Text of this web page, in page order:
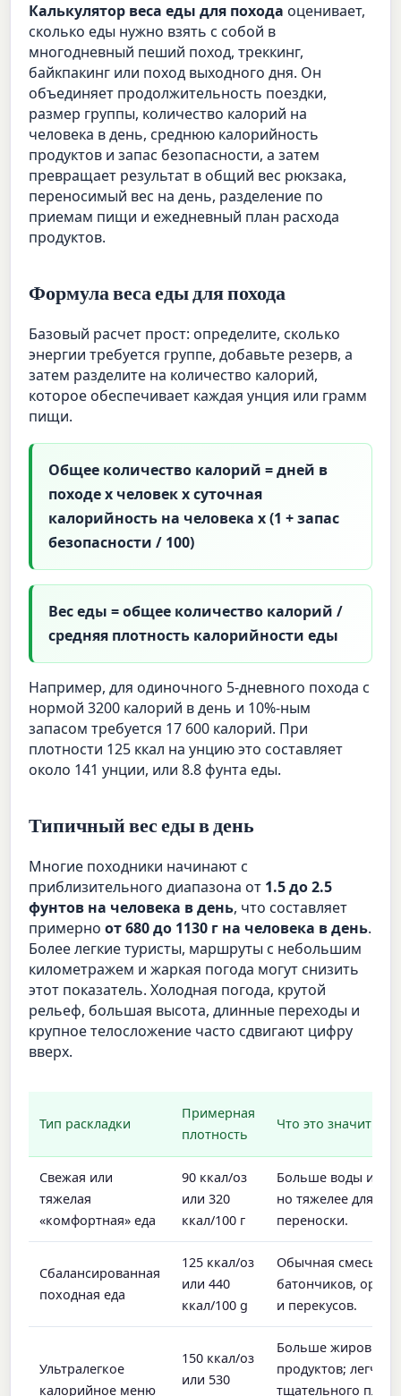
Калькулятор веса еды для похода оценивает,
сколько еды нужно взять с собой в
многодневный пеший поход, треккинг,
байкпакинг или поход выходного дня. Он
объединяет продолжительность поездки,
размер группы, количество калорий на
человека в день, среднюю калорийность
продуктов и запас безопасности, а затем
превращает результат в общий вес рюкзака,
переносимый вес на день, разделение по
приемам пищи и ежедневный план расхода
продуктов.
Формула веса еды для похода
Базовый расчет прост: определите, сколько
энергии требуется группе, добавьте резерв, а
затем разделите на количество калорий,
которое обеспечивает каждая унция или грамм
пищи.
Общее количество калорий = дней в
походе x человек x суточная
калорийность на человека x (1 + запас
безопасности / 100)
Вес еды = общее количество калорий /
средняя плотность калорийности еды
Например, для одиночного 5-дневного похода с
нормой 3200 калорий в день и 10%-ным
запасом требуется 17 600 калорий. При
плотности 125 ккал на унцию это составляет
около 141 унции, или 8.8 фунта еды.
Типичный вес еды в день
Многие походники начинают с
приблизительного диапазона от 1.5 до 2.5
фунтов на человека в день, что составляет
примерноот 680 до 1130 г на человека в день.
Более легкие туристы, маршруты с небольшим
километражем и жаркая погода могут снизить
этот показатель. Холодная погода, крутой
рельеф, большая высота, длинные переходы и
крупное телосложение часто сдвигают цифру
вверх.
Тип раскладки
Примерная
плотность
Что это значит на
Свежая или
тяжелая
«комфортная» еда
90 ккал/оз
или 320
ккал/100 г
Больше воды и
но тяжелее для
переноски.
Сбалансированная
походная еда
125 ккал/оз
или 440
ккал/100 g
Обычная смесь
батончиков,
и перекусов.
Ультралегкое
калорийное меню
150 ккал/оз
или 530
Больше жиров и
продуктов; легче,
тщательного